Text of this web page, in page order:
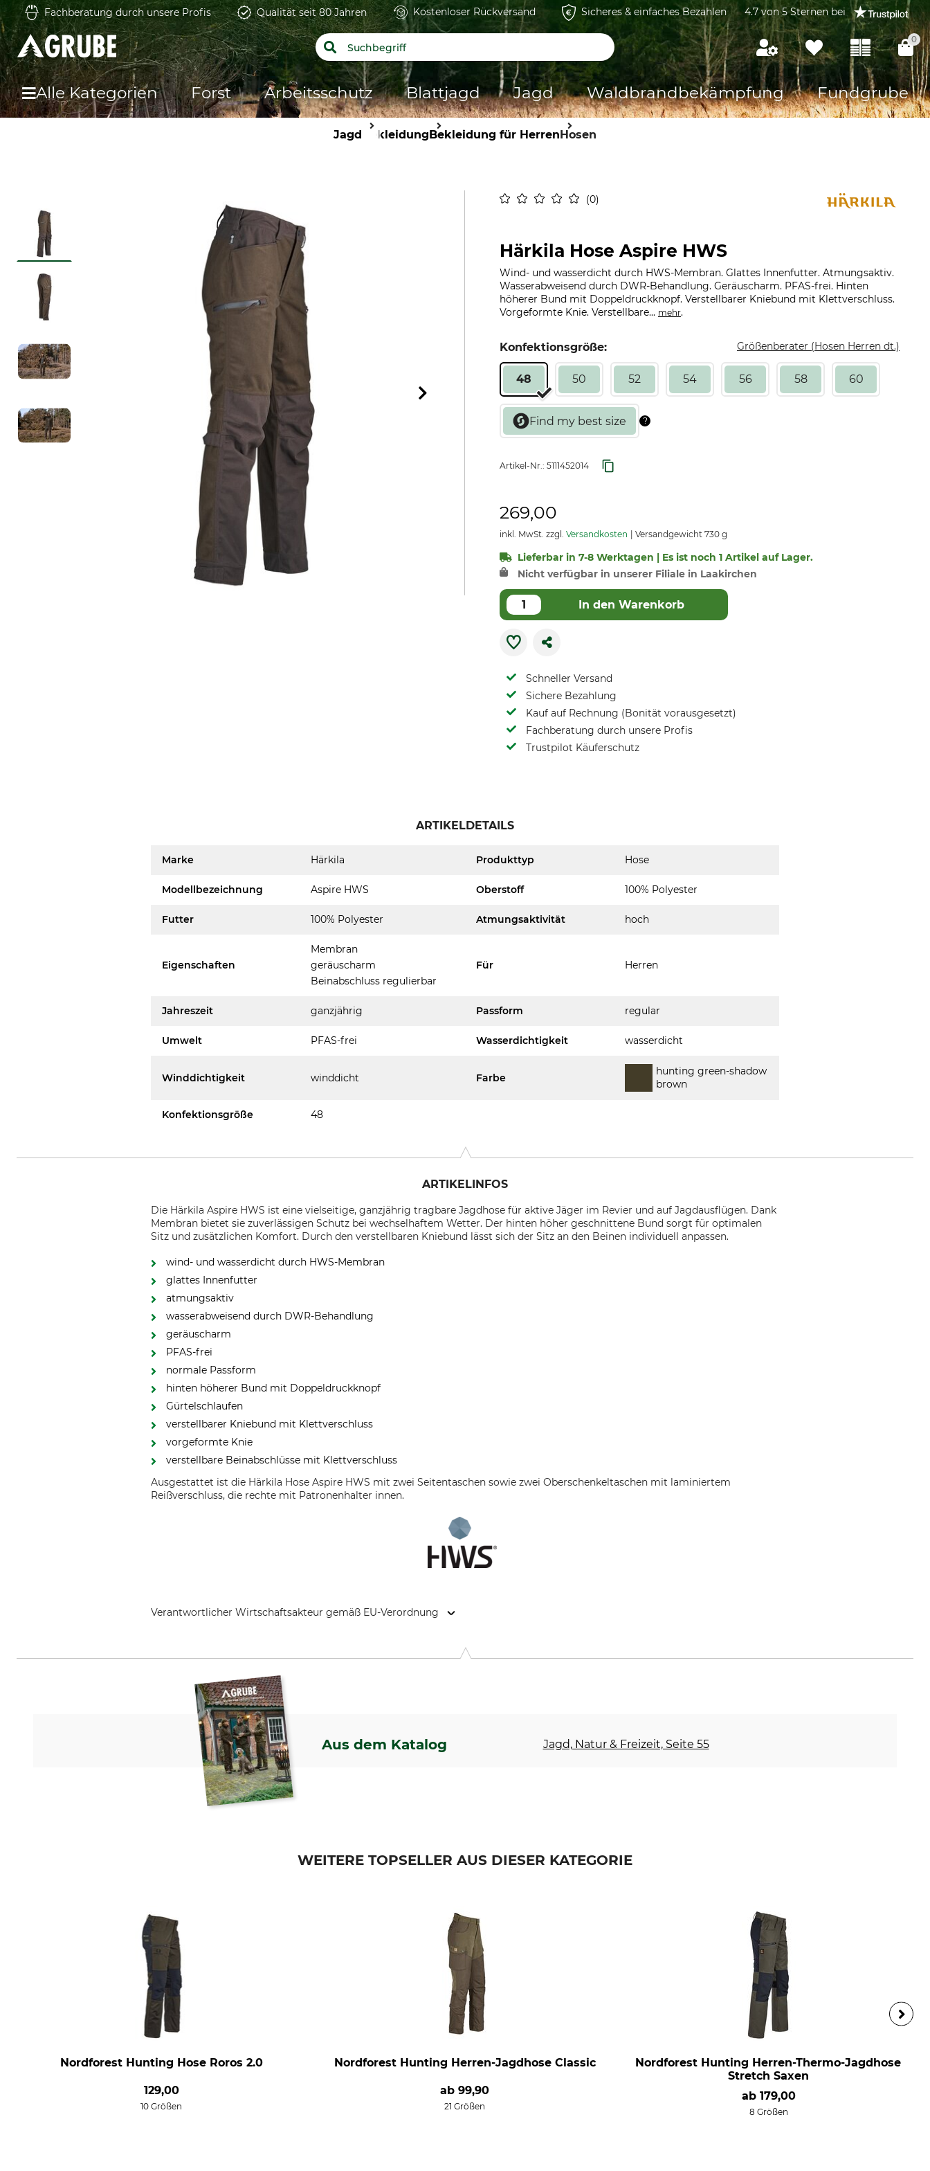
Fachberatung durch unsere Profis Qualität seit 80 Jahren Kostenloser Rückversand Sicheres & einfaches Bezahlen 4.7 von 5 Sternen bei
0
Alle Kategorien Forst Arbeitsschutz Blattjagd Jagd Waldbrandbekämpfung Fundgrube
Jagd BekleidungBekleidung für HerrenHosen
0
Härkila Hose Aspire HWS
Wind- und wasserdicht durch HWS-Membran. Glattes Innenfutter. Atmungsaktiv.
Wasserabweisend durch DWR-Behandlung. Geräuscharm. PFAS-frei. Hinten
höherer Bund mit Doppeldruckknopf. Verstellbarer Kniebund mit Klettverschluss.
Vorgeformte Knie. Verstellbare... mehr.
Konfektionsgröße: Größenberater (Hosen Herren dt.)
48 50 52 54 56 58 60
Artikel-Nr.: 5111452014
269,00
inkl. MwSt. zzgl. Versandkosten Versandgewicht 730 g
Lieferbar in 7-8 Werktagen | Es ist noch 1 Artikel auf Lager.
Nicht verfügbar in unserer Filiale in Laakirchen
In den Warenkorb
Schneller Versand
Sichere Bezahlung
Kauf auf Rechnung (Bonität vorausgesetzt)
Fachberatung durch unsere Profis
Trustpilot Käuferschutz
ARTIKELDETAILS
Marke Härkila Produkttyp Hose
Modellbezeichnung Aspire HWS Oberstoff 100% Polyester
Futter 100% Polyester Atmungsaktivität hoch
Eigenschaften
Membran
geräuscharm
Beinabschluss regulierbar
Für Herren
Jahreszeit ganzjährig Passform regular
Umwelt PFAS-frei Wasserdichtigkeit wasserdicht
Winddichtigkeit winddicht Farbe
hunting green-shadow
brown
Konfektionsgröße 48
ARTIKELINFOS
Die Härkila Aspire HWS ist eine vielseitige, ganzjährig tragbare Jagdhose für aktive Jäger im Revier und auf Jagdausflügen. Dank
Membran bietet sie zuverlässigen Schutz bei wechselhaftem Wetter. Der hinten höher geschnittene Bund sorgt für optimalen
Sitz und zusätzlichen Komfort. Durch den verstellbaren Kniebund lässt sich der Sitz an den Beinen individuell anpassen.
wind- und wasserdicht durch HWS-Membran
glattes Innenfutter
atmungsaktiv
wasserabweisend durch DWR-Behandlung
geräuscharm
PFAS-frei
normale Passform
hinten höherer Bund mit Doppeldruckknopf
Gürtelschlaufen
verstellbarer Kniebund mit Klettverschluss
vorgeformte Knie
verstellbare Beinabschlüsse mit Klettverschluss
Ausgestattet ist die Härkila Hose Aspire HWS mit zwei Seitentaschen sowie zwei Oberschenkeltaschen mit laminiertem
Reißverschluss, die rechte mit Patronenhalter innen.
Verantwortlicher Wirtschaftsakteur gemäß EU-Verordnung
Aus dem Katalog Jagd, Natur & Freizeit, Seite 55
WEITERE TOPSELLER AUS DIESER KATEGORIE
Nordforest Hunting Hose Roros 2.0
129,00
10 Größen
Nordforest Hunting Herren-Jagdhose Classic
ab99,90
21 Größen
Nordforest Hunting Herren-Thermo-Jagdhose
Stretch Saxen
ab 179,00
8 Größen